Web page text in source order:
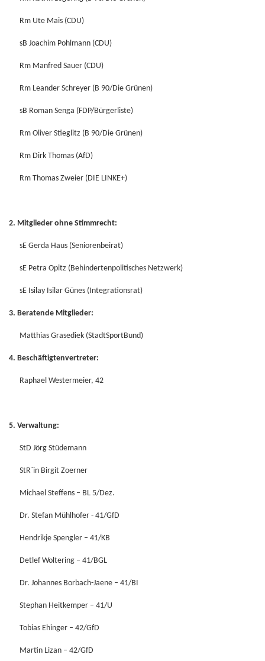
Rm Ute Mais (CDU)
sB Joachim Pohlmann (CDU)
Rm Manfred Sauer (CDU)
Rm Leander Schreyer (B 90/Die Grünen)
sB Roman Senga (FDP/Bürgerliste)
Rm Oliver Stieglitz (B 90/Die Grünen)
Rm Dirk Thomas (AfD)
Rm Thomas Zweier (DIE LINKE+)
2. Mitglieder ohne Stimmrecht:
sE Gerda Haus (Seniorenbeirat)
sE Petra Opitz (Behindertenpolitisches Netzwerk)
sE Isilay Isilar Günes (Integrationsrat)
3. Beratende Mitglieder:
Matthias Grasediek (StadtSportBund)
4. Beschäftigtenvertreter:
Raphael Westermeier, 42
5. Verwaltung:
StD Jörg Stüdemann
StR`in Birgit Zoerner
Michael Steffens – BL 5/Dez.
Dr. Stefan Mühlhofer - 41/GfD
Hendrikje Spengler – 41/KB
Detlef Woltering – 41/BGL
Dr. Johannes Borbach-Jaene – 41/BI
Stephan Heitkemper – 41/U
Tobias Ehinger – 42/GfD
Martin Lizan – 42/GfD